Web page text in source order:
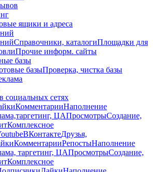
ящики и адреса
Справочники, каталогиПлощадки для
Прочие информ. сайты
базы
базыПроверка, чистка базы
социальных сетях
КомментарииНаполнение
ЦАПросмотрыСоздание,
Комплексное
ВКонтактеДрузья,
КомментарииРепостыНаполнение
таргетинг, ЦАПросмотрыСоздание,
Комплексное